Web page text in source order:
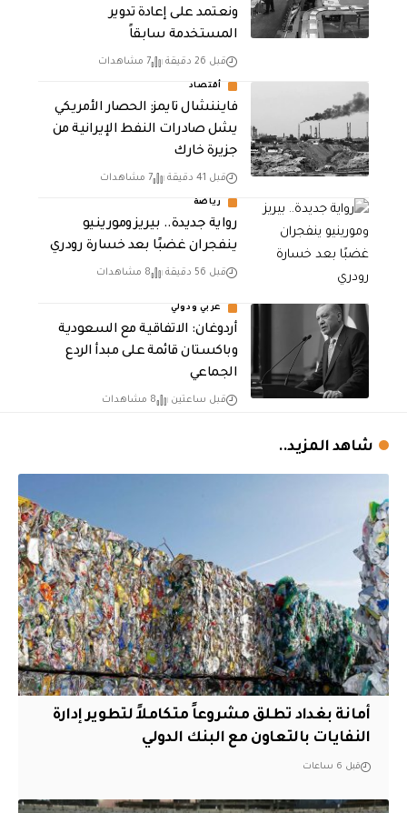
ونعتمد على إعادة تدوير
المستخدمة سابقاً
قبل 26 دقيقة 7 مشاهدات
أقتصاد
فايننشال تايمز: الحصار الأمريكي
يشل صادرات النفط الإيرانية من
جزيرة خارك
قبل 41 دقيقة 7 مشاهدات
رياضة
رواية جديدة.. بيريز ومورينيو
ينفجران غضبًا بعد خسارة رودري
قبل 56 دقيقة 8 مشاهدات
عربي ودولي
أردوغان: الاتفاقية مع السعودية
وباكستان قائمة على مبدأ الردع
الجماعي
قبل ساعتين 8 مشاهدات
شاهد المزيد..
أمانة بغداد تطلق مشروعاً متكاملاً لتطوير إدارة
النفايات بالتعاون مع البنك الدولي
قبل 6 ساعات